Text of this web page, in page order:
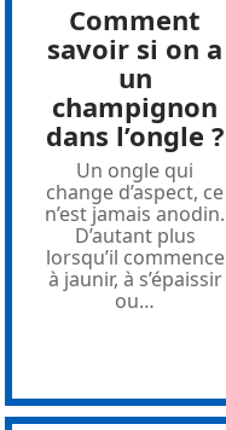
Comment
savoir si on a
un
champignon
dans l’ongle ?
Un ongle qui
change d’aspect, ce
n’est jamais anodin.
D’autant plus
lorsqu’il commence
à jaunir, à s’épaissir
ou…